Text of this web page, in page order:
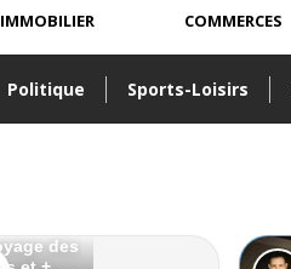
Politique Sports-Loisirs
IMMOBILIER COMMERCES